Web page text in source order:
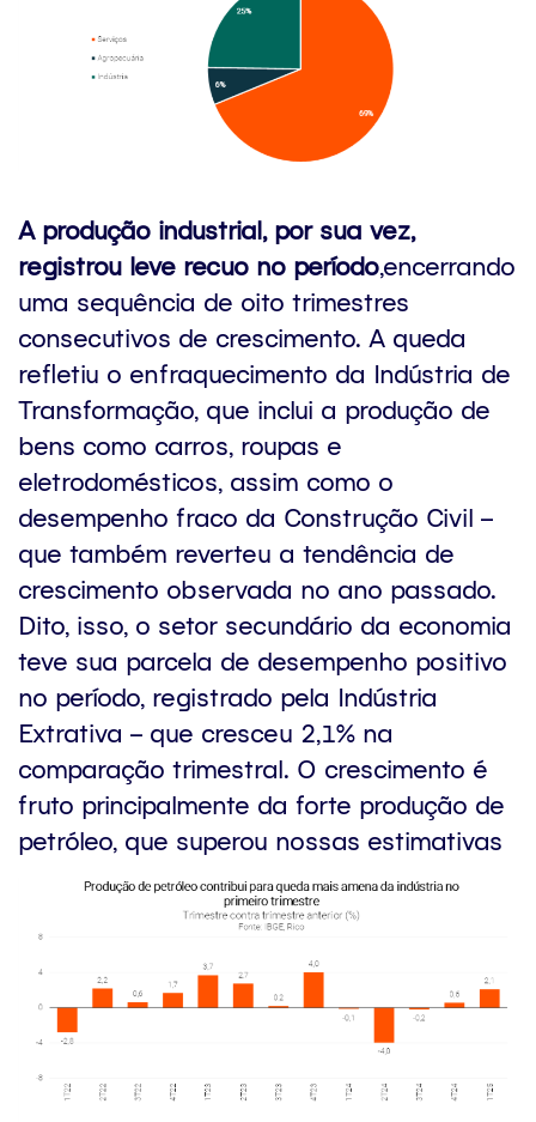
A produção industrial, por sua vez,
registrou leve recuo no período,encerrando
uma sequência de oito trimestres
consecutivos de crescimento. A queda
refletiu o enfraquecimento da Indústria de
Transformação, que inclui a produção de
bens como carros, roupas e
eletrodomésticos, assim como o
desempenho fraco da Construção Civil –
que também reverteu a tendência de
crescimento observada no ano passado.
Dito, isso, o setor secundário da economia
teve sua parcela de desempenho positivo
no período, registrado pela Indústria
Extrativa – que cresceu 2,1% na
comparação trimestral. O crescimento é
fruto principalmente da forte produção de
petróleo, que superou nossas estimativas